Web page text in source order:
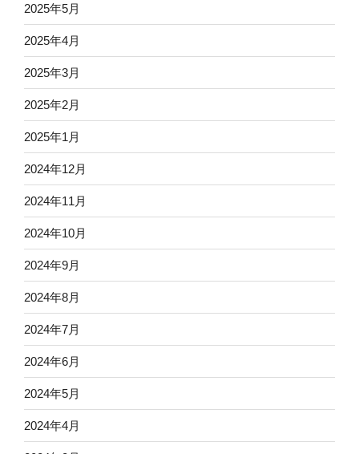
2025年5月
2025年4月
2025年3月
2025年2月
2025年1月
2024年12月
2024年11月
2024年10月
2024年9月
2024年8月
2024年7月
2024年6月
2024年5月
2024年4月